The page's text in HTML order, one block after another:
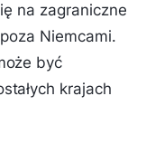
na zagraniczne
Niemcami.
być
krajach